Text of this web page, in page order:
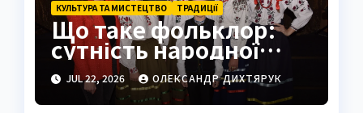
КУЛЬТУРА ТА МИСТЕЦТВО ТРАДИЦІЇ
Що таке фольклор:
сутність народної
творчості
JUL 22, 2026 ОЛЕКСАНДР ДИХТЯРУК